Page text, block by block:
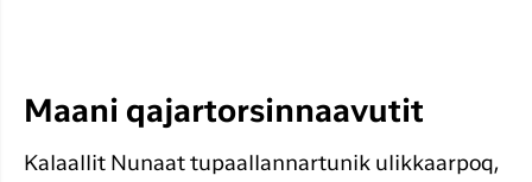
Maani qajartorsinnaavutit
Kalaallit Nunaat tupaallannartunik ulikkaarpoq,